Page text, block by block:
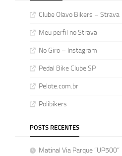
Clube Olavo Bikers – Strava
Meu perfil no Strava
No Giro – Instagram
Pedal Bike Clube SP
Pelote.com.br
Polibikers
POSTS RECENTES
Matinal Via Parque “UP500”